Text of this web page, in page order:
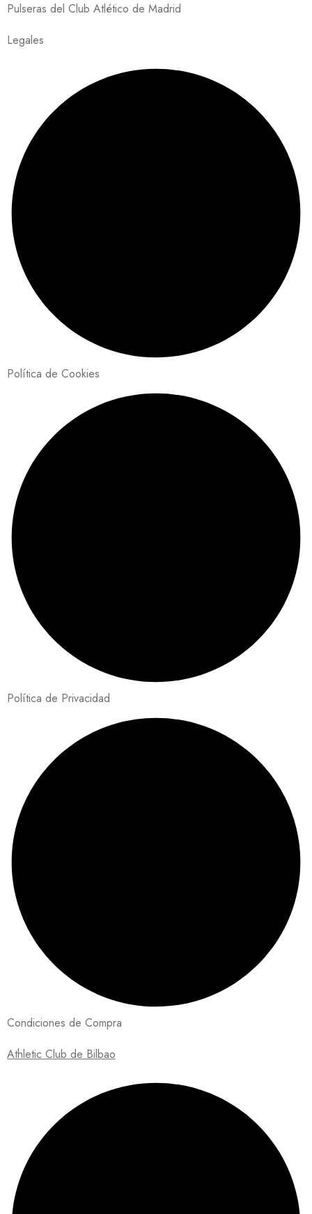
Pulseras del Club Atlético de Madrid
Legales
Política de Cookies
Política de Privacidad
Condiciones de Compra
Athletic Club de Bilbao